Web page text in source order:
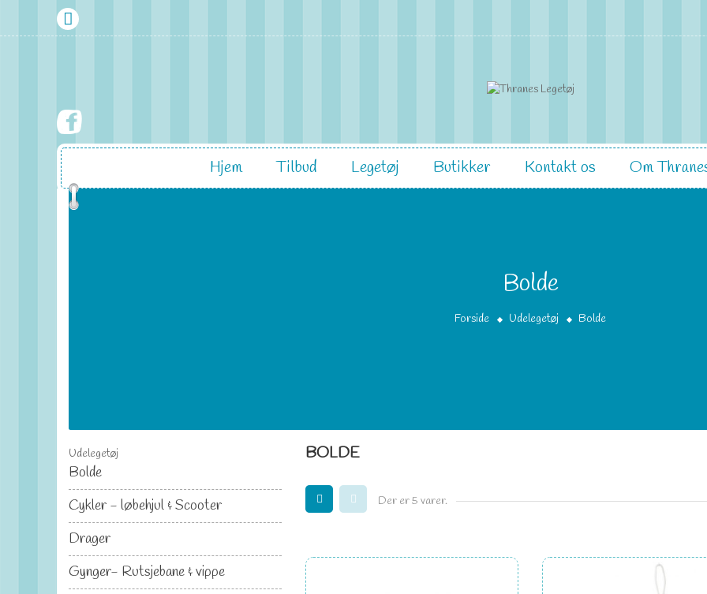
Hjem Tilbud Legetøj Butikker Kontakt os Om
Bolde
Forside Udelegetøj Bolde
Udelegetøj
Bolde
Cykler - løbehjul & Scooter
Drager
Gynger- Rutsjebane & vippe
BOLDE
Der er 5 varer.